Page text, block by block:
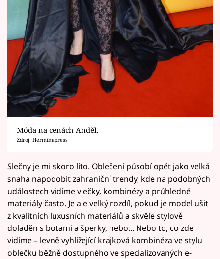
Móda na cenách Anděl.
Zdroj: Herminapress
Slečny je mi skoro líto. Oblečení působí opět jako velká
snaha napodobit zahraniční trendy, kde na podobných
událostech vidíme vlečky, kombinézy a průhledné
materiály často. Je ale velký rozdíl, pokud je model ušit
z kvalitních luxusních materiálů a skvěle stylově
doladěn s botami a šperky, nebo... Nebo to, co zde
vidíme – levně vyhlížející krajková kombinéza ve stylu
oblečku běžně dostupného ve specializovaných e-